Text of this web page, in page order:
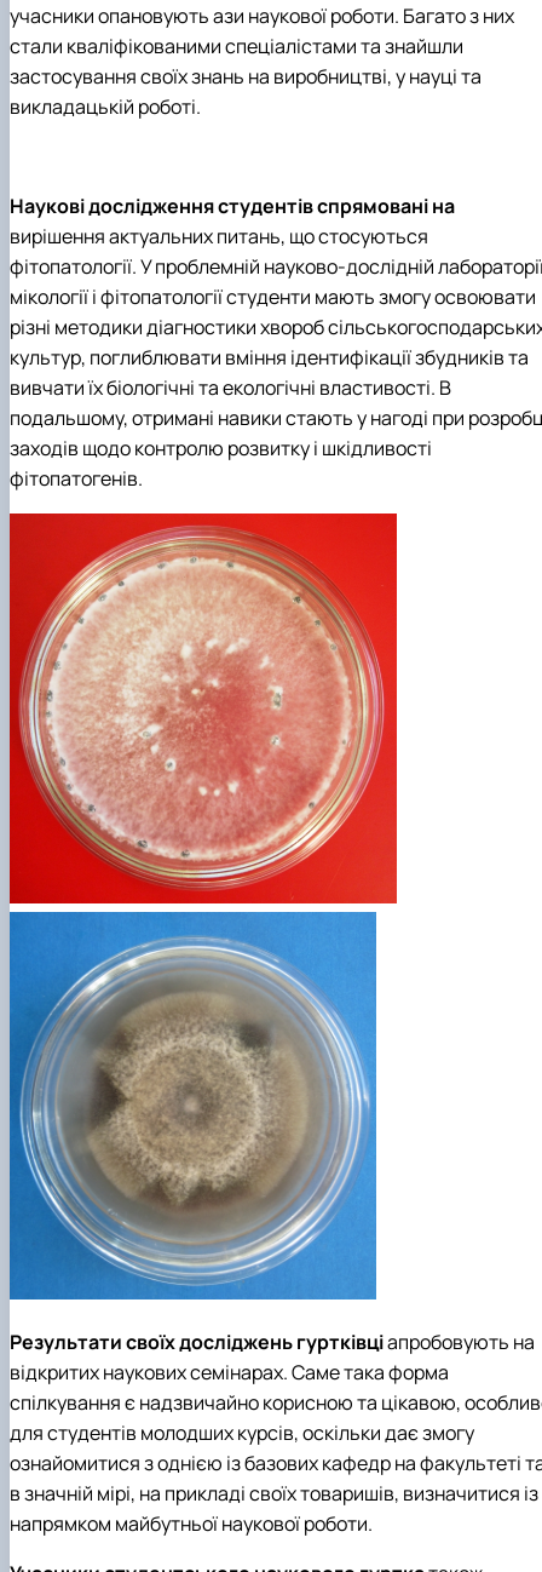
учасники опановують ази наукової роботи. Багато з них
стали кваліфікованими спеціалістами та знайшли
застосування своїх знань на виробництві, у науці та
викладацькій роботі.
Наукові дослідження студентів спрямовані на
вирішення актуальних питань, що стосуються
фітопатології. У проблемній науково-дослідній
мікології і фітопатології студенти мають змогу освоювати
різні методики діагностики хвороб
культур, поглиблювати вміння ідентифікації збудників та
вивчати їх біологічні та екологічні властивості. В
подальшому, отримані навики стають у нагоді при
заходів щодо контролю розвитку і шкідливості
фітопатогенів.
Результати своїх досліджень гуртківціапробовують на
відкритих наукових семінарах. Саме така форма
спілкування є надзвичайно корисною та цікавою,
для студентів молодших курсів, оскільки дає змогу
ознайомитися з однією із базових кафедр на факультеті
в значній мірі, на прикладі своїх товаришів, визначитися із
напрямком майбутньої наукової роботи.